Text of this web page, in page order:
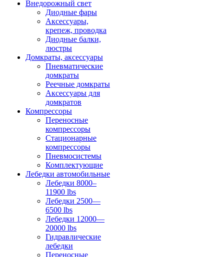
Внедорожный свет
Диодные фары
Аксессуары,
крепеж, проводка
Диодные балки,
люстры
Домкраты, аксессуары
Пневматические
домкраты
Реечные домкраты
Аксессуары для
домкратов
Компрессоры
Переносные
компрессоры
Стационарные
компрессоры
Пневмосистемы
Комплектующие
Лебедки автомобильные
Лебедки 8000–
11900 lbs
Лебедки 2500—
6500 lbs
Лебедки 12000—
20000 lbs
Гидравлические
лебедки
Переносные